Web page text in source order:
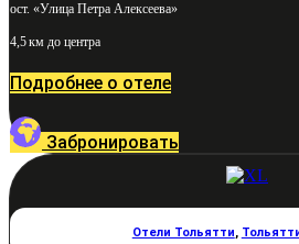
ост. «Улица Петра Алексеева»
4,5 км до центра
Подробнее о отеле
Забронировать
Отели Тольятти,